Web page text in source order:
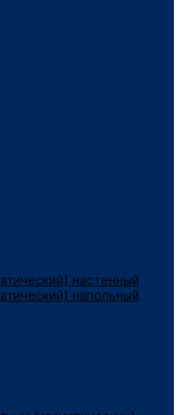
настенный
напольный